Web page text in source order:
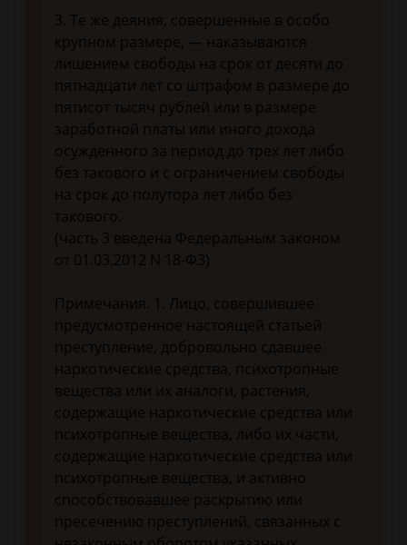
3. Те же деяния, совершенные в особо
крупном размере, — наказываются
лишением свободы на срок от десяти до
пятнадцати лет со штрафом в размере до
пятисот тысяч рублей или в размере
заработной платы или иного дохода
осужденного за период до трех лет либо
без такового и с ограничением свободы
на срок до полутора лет либо без
такового.
(часть 3 введена Федеральным законом
от 01.03.2012 N 18-ФЗ)
Примечания. 1. Лицо, совершившее
предусмотренное настоящей статьей
преступление, добровольно сдавшее
наркотические средства, психотропные
вещества или их аналоги, растения,
содержащие наркотические средства или
психотропные вещества, либо их части,
содержащие наркотические средства или
психотропные вещества, и активно
способствовавшее раскрытию или
пресечению преступлений, связанных с